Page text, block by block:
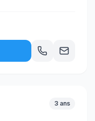
3 ans